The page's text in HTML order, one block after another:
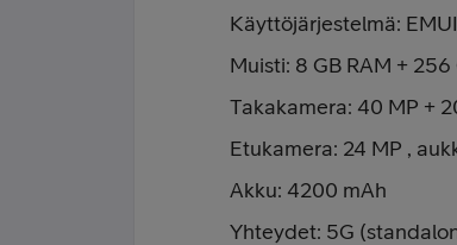
Käyttöjärjestelmä:
Muisti: 8 GB RAM + 256
Takakamera: 40 MP +
Etukamera: 24 MP ,
Akku: 4200 mAh
Yhteydet: 5G